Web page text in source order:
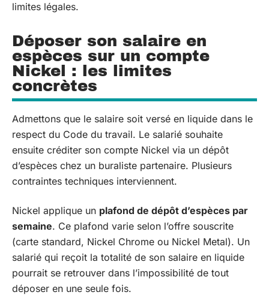
limites légales.
Déposer son salaire en
espèces sur un compte
Nickel : les limites
concrètes
Admettons que le salaire soit versé en liquide dans le
respect du Code du travail. Le salarié souhaite
ensuite créditer son compte Nickel via un dépôt
d’espèces chez un buraliste partenaire. Plusieurs
contraintes techniques interviennent.
Nickel applique un plafond de dépôt d’espèces par
semaine. Ce plafond varie selon l’offre souscrite
(carte standard, Nickel Chrome ou Nickel Metal). Un
salarié qui reçoit la totalité de son salaire en liquide
pourrait se retrouver dans l’impossibilité de tout
déposer en une seule fois.